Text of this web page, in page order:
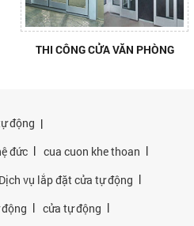
THI CÔNG CỬA VĂN PHÒNG
động |
đức | cua cuon khe thoan |
Dịch vụ lắp đặt cửa tự động |
| cửa tự động |